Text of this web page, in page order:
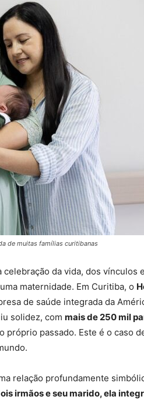
de muitas famílias curitibanas
celebração da vida, dos vínculos
maternidade. Em Curitiba, o
de saúde integrada da
solidez, com mais de 250 mil
próprio passado. Este é o caso
relação profundamente
irmãos e seu marido, ela